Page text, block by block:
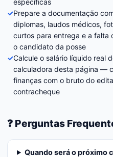
específicas
✓Prepare a documentação
diplomas, laudos médicos,
curtos para entrega e a falta
o candidato da posse
✓Calcule o salário líquido real
calculadora desta página —
finanças com o bruto do
contracheque
❓ Perguntas
Quando será o próximo